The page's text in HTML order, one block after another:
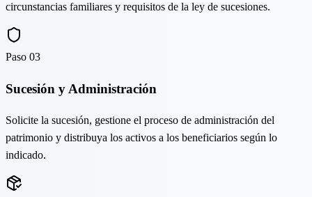
circunstancias familiares y requisitos de la ley de sucesiones.
Paso 03
Sucesión y Administración
Solicite la sucesión, gestione el proceso de administración del
patrimonio y distribuya los activos a los beneficiarios según lo
indicado.